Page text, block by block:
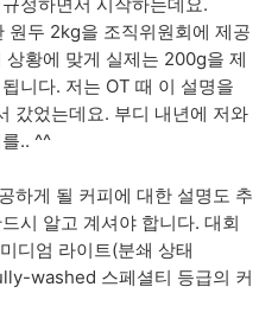
정하면서 시작하는데요.
원두 2kg을 조직위원회에 제공
황에 맞게 실제는 200g을 제
니다. 저는 OT 때 이 설명을
갔었는데요. 부디 내년에 저와
.. ^^
하게 될 커피에 대한 설명도 추
시 알고 계셔야 합니다. 대회
디엄 라이트(분쇄 상태
washed 스페셜티 등급의 커